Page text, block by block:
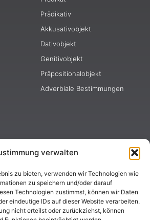
verwalten
zu bieten, verwenden wir Technologien wie
zu speichern und/oder darauf
Technologien zustimmst, können wir Daten
eindeutige IDs auf dieser Website verarbeiten.
nicht erteilst oder zurückziehst, können
Prädikativ
Akkusativobjekt
Dativobjekt
Genitivobjekt
Präpositionalobjekt
Adverbiale Bestimmungen